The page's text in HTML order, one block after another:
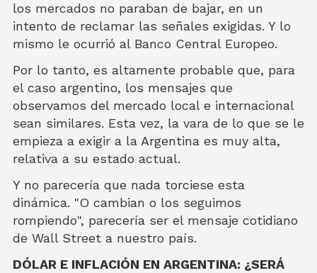
los mercados no paraban de bajar, en un
intento de reclamar las señales exigidas. Y lo
mismo le ocurrió al Banco Central Europeo.
Por lo tanto, es altamente probable que, para
el caso argentino, los mensajes que
observamos del mercado local e internacional
sean similares. Esta vez, la vara de lo que se le
empieza a exigir a la Argentina es muy alta,
relativa a su estado actual.
Y no parecería que nada torciese esta
dinámica. "O cambian o los seguimos
rompiendo", parecería ser el mensaje cotidiano
de Wall Street a nuestro país.
DÓLAR E INFLACIÓN EN ARGENTINA: ¿SERÁ